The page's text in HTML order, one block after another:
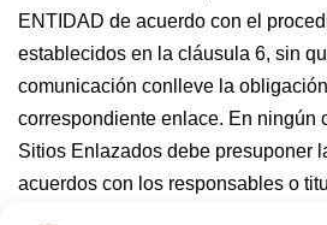
ENTIDAD de acuerdo con el
establecidos en la cláusula 6, sin
comunicación conlleve la
correspondiente enlace. En ningún
Sitios Enlazados debe presuponer
acuerdos con los responsables o